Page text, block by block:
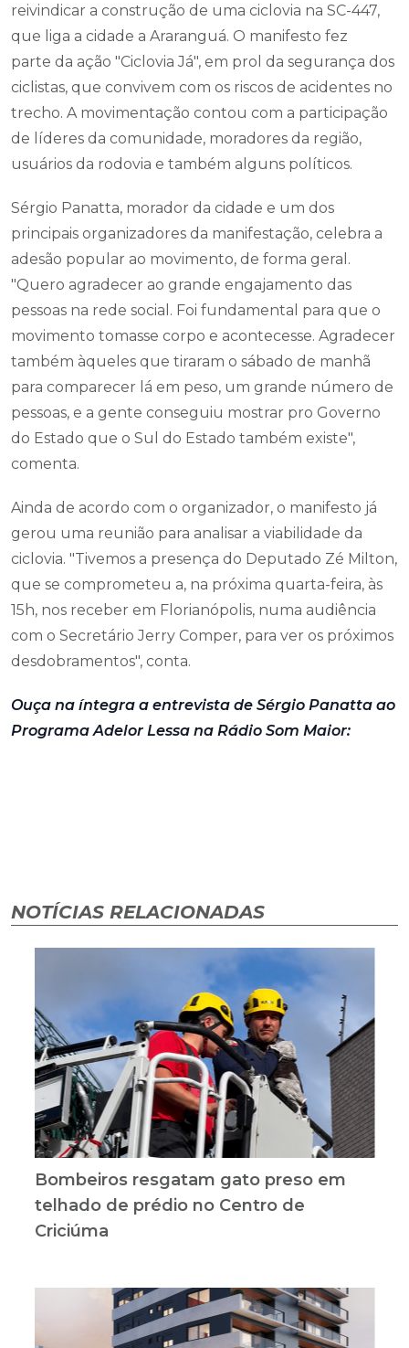
reivindicar a construção de uma ciclovia na SC-447,
que liga a cidade a Araranguá. O manifesto fez
parte da ação "Ciclovia Já", em prol da segurança dos
ciclistas, que convivem com os riscos de acidentes no
trecho. A movimentação contou com a participação
de líderes da comunidade, moradores da região,
usuários da rodovia e também alguns políticos.
Sérgio Panatta, morador da cidade e um dos
principais organizadores da manifestação, celebra a
adesão popular ao movimento, de forma geral.
"Quero agradecer ao grande engajamento das
pessoas na rede social. Foi fundamental para que o
movimento tomasse corpo e acontecesse. Agradecer
também àqueles que tiraram o sábado de manhã
para comparecer lá em peso, um grande número de
pessoas, e a gente conseguiu mostrar pro Governo
do Estado que o Sul do Estado também existe",
comenta.
Ainda de acordo com o organizador, o manifesto já
gerou uma reunião para analisar a viabilidade da
ciclovia. "Tivemos a presença do Deputado Zé Milton,
que se comprometeu a, na próxima quarta-feira, às
15h, nos receber em Florianópolis, numa audiência
com o Secretário Jerry Comper, para ver os próximos
desdobramentos", conta.
Ouça na íntegra a entrevista de Sérgio Panatta ao
Programa Adelor Lessa na Rádio Som Maior:
NOTÍCIAS RELACIONADAS
Bombeiros resgatam gato preso em
telhado de prédio no Centro de
Criciúma